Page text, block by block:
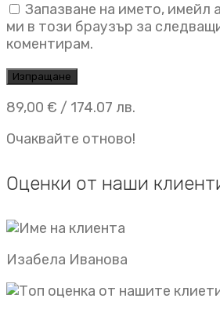
Запазване на името, имейл
ми в този браузър за
коментирам.
89,00 € / 174.07 лв.
Очаквайте отново!
Оценки от наши
Изабела Иванова